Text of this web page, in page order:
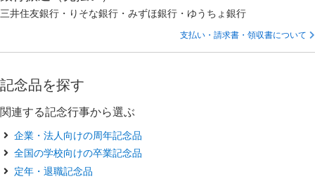
三井住友銀行・りそな銀行・みずほ銀行・ゆうちょ銀行
支払い・請求書・領収書について
記念品を探す
関連する記念行事から選ぶ
企業・法人向けの周年記念品
全国の学校向けの卒業記念品
定年・退職記念品